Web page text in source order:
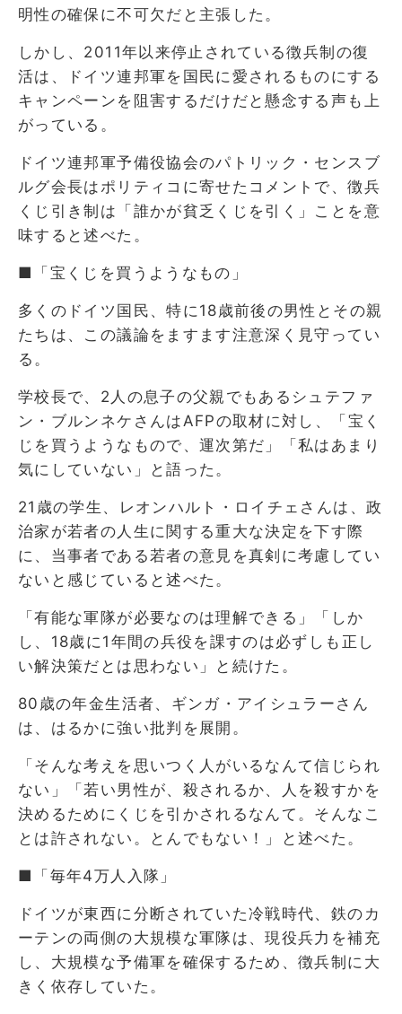
明性の確保に不可欠だと主張した。
しかし、2011年以来停止されている徴兵制の復
活は、ドイツ連邦軍を国民に愛されるものにする
キャンペーンを阻害するだけだと懸念する声も上
がっている。
ドイツ連邦軍予備役協会のパトリック・センスブ
ルグ会長はポリティコに寄せたコメントで、徴兵
くじ引き制は「誰かが貧乏くじを引く」ことを意
味すると述べた。
■「宝くじを買うようなもの」
多くのドイツ国民、特に18歳前後の男性とその親
たちは、この議論をますます注意深く見守ってい
る。
学校長で、2人の息子の父親でもあるシュテファ
ン・ブルンネケさんはAFPの取材に対し、「宝く
じを買うようなもので、運次第だ」「私はあまり
気にしていない」と語った。
21歳の学生、レオンハルト・ロイチェさんは、政
治家が若者の人生に関する重大な決定を下す際
に、当事者である若者の意見を真剣に考慮してい
ないと感じていると述べた。
「有能な軍隊が必要なのは理解できる」「しか
し、18歳に1年間の兵役を課すのは必ずしも正し
い解決策だとは思わない」と続けた。
80歳の年金生活者、ギンガ・アイシュラーさん
は、はるかに強い批判を展開。
「そんな考えを思いつく人がいるなんて信じられ
ない」「若い男性が、殺されるか、人を殺すかを
決めるためにくじを引かされるなんて。そんなこ
とは許されない。とんでもない！」と述べた。
■「毎年4万人入隊」
ドイツが東西に分断されていた冷戦時代、鉄のカ
ーテンの両側の大規模な軍隊は、現役兵力を補充
し、大規模な予備軍を確保するため、徴兵制に大
きく依存していた。